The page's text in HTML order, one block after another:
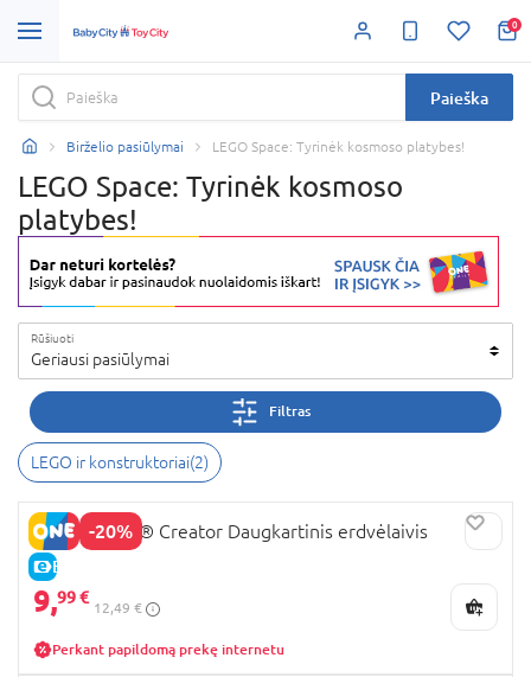
0
Paieška
Birželio pasiūlymai LEGO Space: Tyrinėk kosmoso platybes!
LEGO Space: Tyrinėk kosmoso
platybes!
Rūšiuoti
Geriausi pasiūlymai
Filtras
LEGO ir konstruktoriai(2)
-20%
E-KAINA
31134 LEGO® Creator Daugkartinis erdvėlaivis
9,99 €
12,49 €
Perkant papildomą prekę internetu